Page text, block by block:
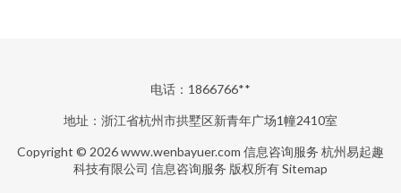
电话：1866766**
地址：浙江省杭州市拱墅区新青年广场1幢2410室
Copyright © 2026www.wenbayuer.com 信息咨询服务 杭州易起趣
科技有限公司 信息咨询服务 版权所有Sitemap